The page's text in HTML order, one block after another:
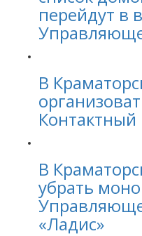
перейдут в
В
Контактный
В
убрать
«Ладис»